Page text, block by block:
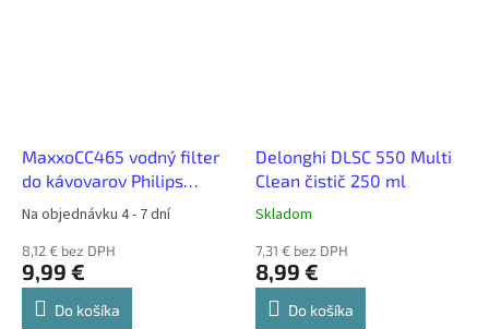
MaxxoCC465 vodný filter
do kávovarov Philips
Saeco
Na objednávku 4 - 7 dní
8,12 € bez DPH
9,99 €
Do košíka
Delonghi DLSC 550 Multi
Clean čistič 250 ml
Skladom
7,31 € bez DPH
8,99 €
Do košíka